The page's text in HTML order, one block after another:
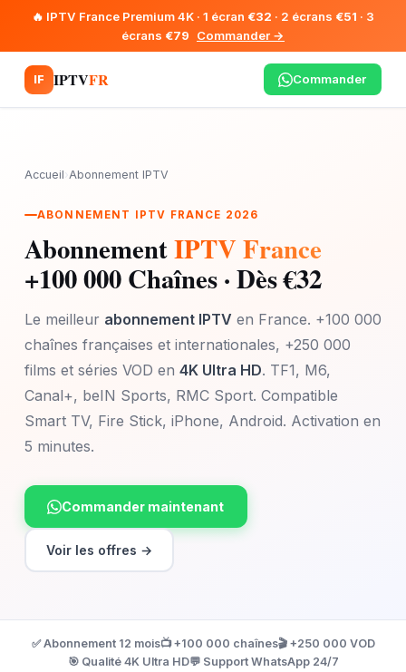
🔥 IPTV France Premium 4K · 1 écran €32 · 2 écrans €51 · 3
écrans €79 Commander →
IF IPTVFR Commander
Accueil› Abonnement IPTV
ABONNEMENT IPTV FRANCE 2026
AbonnementIPTV France
+100 000 Chaînes · Dès €32
Le meilleur abonnement IPTV en France. +100 000
chaînes françaises et internationales, +250 000
films et séries VOD en 4K Ultra HD. TF1, M6,
Canal+, beIN Sports, RMC Sport. Compatible
Smart TV, Fire Stick, iPhone, Android. Activation en
5 minutes.
Commander maintenant
Voir les offres →
✅ Abonnement 12 mois📺 +100 000 chaînes🎬 +250 000 VOD
🎯 Qualité 4K Ultra HD💬 Support WhatsApp 24/7